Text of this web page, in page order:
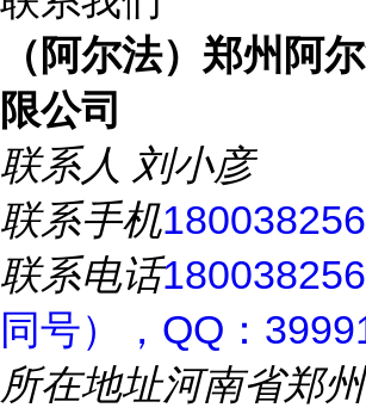
（阿尔法）郑州阿
限公司
联系人 刘小彦
联系手机
联系电话
同号），QQ：
所在地址河南省郑